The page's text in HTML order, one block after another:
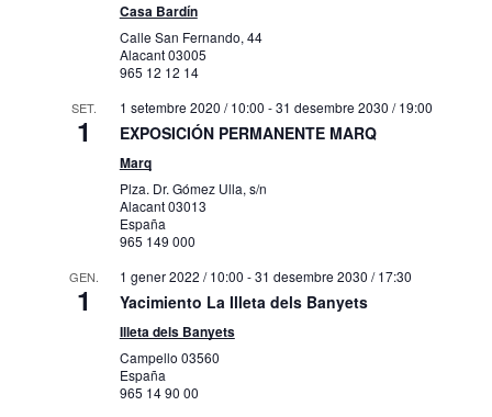
AG.
8
TORRE ALMOHADE DE ALMUDAINA
1 febrer 2022 / 10:00
/ 13:00
Torre Almohade de AlmudainaCarrer de
AG.
8
Muboma
1 febrer 2022 / 10:00
/ 16:00
Muboma
AG.
8
Exposición Permanente. El siglo XIX. La
colección a la luz
31 març 2022 / 10:00- 31 desembre 2030
Mubag
Casa Bardín
Calle San Fernando, 44
Alacant03005
965 12 12 14
SET.
1
1 setembre 2020 / 10:00 -31 desembre 2030 / 19:00
EXPOSICIÓN PERMANENTE MARQ
Marq
Plza. Dr. Gómez Ulla, s/n
Alacant03013
España
965 149 000
GEN.
1
1 gener 2022 / 10:00 -31 desembre 2030 / 17:30
Yacimiento La Illeta dels Banyets
Illeta dels Banyets
Campello 03560
España
965 14 90 00